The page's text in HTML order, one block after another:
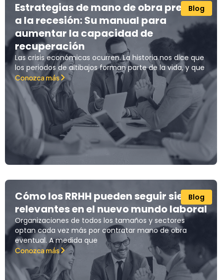
Blog
Estrategias de mano de obra previas
a la recesión: Su manual para
aumentar la capacidad de
recuperación
Las crisis económicas ocurren. La historia nos dice que
los periodos de altibajos forman parte de la vida, y que
Conozca más
Blog
Cómo los RRHH pueden seguir siendo
relevantes en el nuevo mundo laboral
Organizaciones de todos los tamaños y sectores
optan cada vez más por contratar mano de obra
eventual. A medida que
Conozca más